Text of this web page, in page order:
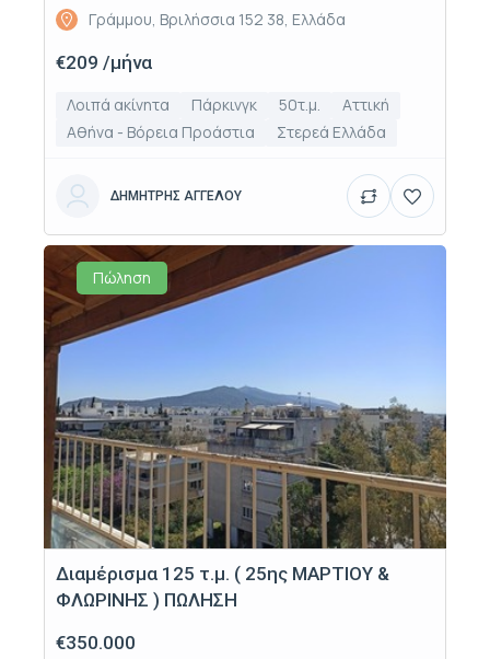
Γράμμου, Βριλήσσια 152 38, Ελλάδα
€209 /μήνα
Λοιπά ακίνητα Πάρκινγκ 50τ.μ.
Αττική
Αθήνα - Βόρεια Προάστια
Στερεά Ελλάδα
ΔΗΜΗΤΡΗΣ ΑΓΓΕΛΟΥ
Πώληση
Διαμέρισμα 125 τ.μ. ( 25ης ΜΑΡΤΙΟΥ &
ΦΛΩΡΙΝΗΣ ) ΠΩΛΗΣΗ
€350.000